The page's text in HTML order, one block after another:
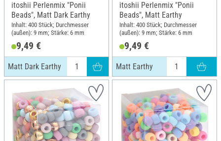
itoshii Perlenmix "Ponii
Beads", Matt Dark Earthy
Inhalt: 400 Stück; Durchmesser
(außen): 9 mm; Stärke: 6 mm
9,49 €
Matt Dark Earthy
itoshii Perlenmix "Ponii
Beads", Matt Earthy
Inhalt: 400 Stück; Durchmesser
(außen): 9 mm; Stärke: 6 mm
9,49 €
Matt Earthy